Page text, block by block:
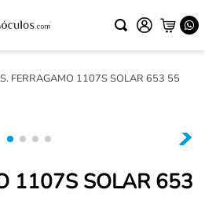
S. FERRAGAMO 1107S SOLAR 653 55
1107S SOLAR 653